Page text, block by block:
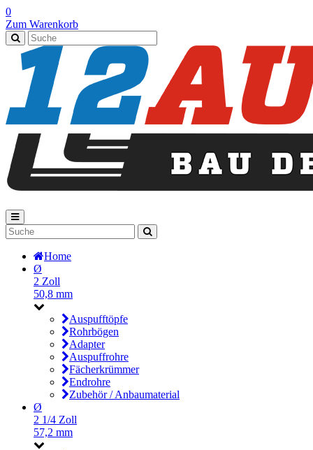
0
Zum Warenkorb
Home
Ø
2 Zoll
50,8 mm
Auspufftöpfe
Rohrbögen
Adapter
Auspuffrohre
Fächerkrümmer
Endrohre
Zubehör / Anbaumaterial
Ø
2 1/4 Zoll
57,2 mm